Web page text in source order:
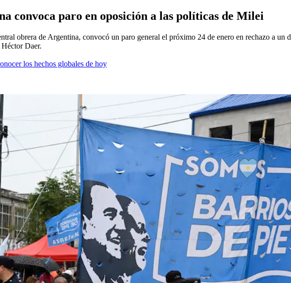
convoca paro en oposición a las políticas de Milei
obrera de Argentina, convocó un paro general el próximo 24 de enero en rechazo a un
Daer.
los hechos globales de hoy